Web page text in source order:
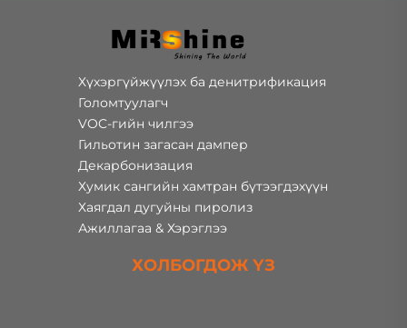
Хүхэргүйжүүлэх ба денитрификация
Голомтуулагч
VOC-гийн чилгээ
Гильотин загасан дампер
Декарбонизация
Хумик сангийн хамтран бүтээгдэхүүн
Хаягдал дугуйны пиролиз
Ажиллагаа & Хэрэглээ
ХОЛБОГДОЖ ҮЗ